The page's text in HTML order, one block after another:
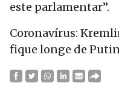
este parlamentar”.
Coronavírus:
fique longe de